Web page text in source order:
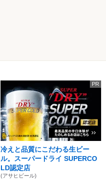
PR
冷えと品質にこだわる生ビー
ル。スーパードライ SUPERCO
LD認定店
(アサヒビール)